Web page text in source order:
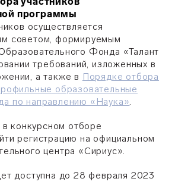
программы
осуществляется
советом, формируемым
Фонда «Талант
требований, изложенных в
а также в Порядке отбора
образовательные
по направлению «Наука».
конкурсном отборе
регистрацию на официальном
центра «Сириус».
доступна до 28 февраля 2023